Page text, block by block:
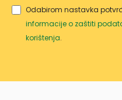
Odabirom nastavka
informacije o zaštiti
korištenja.